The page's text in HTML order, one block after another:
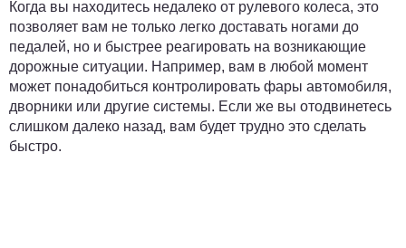
Когда вы находитесь недалеко от рулевого колеса, это
позволяет вам не только легко доставать ногами до
педалей, но и быстрее реагировать на возникающие
дорожные ситуации. Например, вам в любой момент
может понадобиться контролировать фары автомобиля,
дворники или другие системы. Если же вы отодвинетесь
слишком далеко назад, вам будет трудно это сделать
быстро.